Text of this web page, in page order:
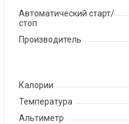
Автоматический старт/
стоп
Производитель
Калории
Температура
Альтиметр